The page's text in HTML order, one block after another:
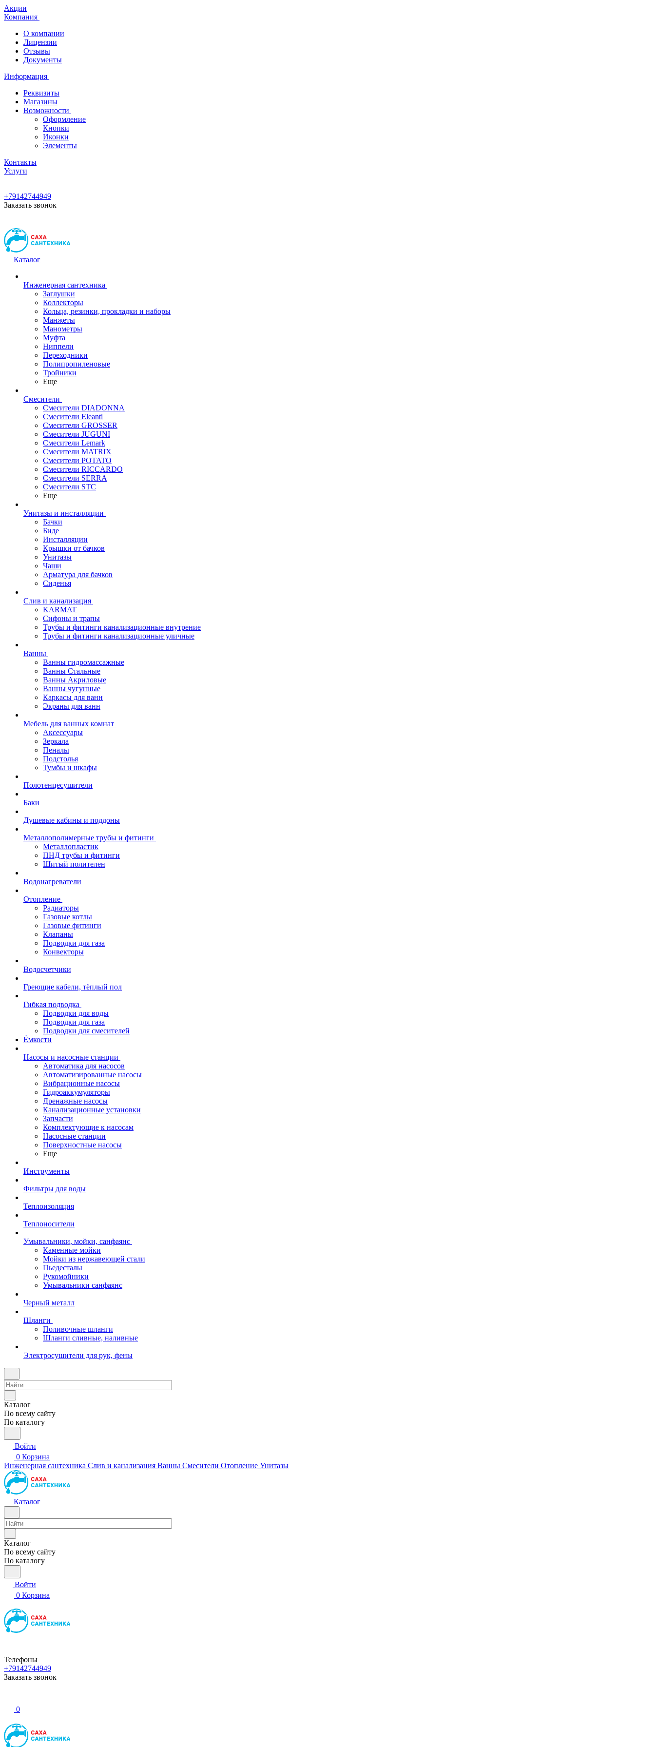
Акции
Компания
О компании
Лицензии
Отзывы
Документы
Информация
Реквизиты
Магазины
Возможности
Оформление
Кнопки
Иконки
Элементы
Контакты
Услуги
+79142744949
Заказать звонок
Каталог
Инженерная сантехника
Заглушки
Коллекторы
Кольца, резинки, прокладки и наборы
Манжеты
Манометры
Муфта
Ниппели
Переходники
Полипропиленовые
Тройники
Еще
Смесители
Смесители DIADONNA
Смесители Eleanti
Смесители GROSSER
Смесители JUGUNI
Смесители Lemark
Смесители MATRIX
Смесители POTATO
Смесители RICCARDO
Смесители SERRA
Смесители STC
Еще
Унитазы и инсталляции
Бачки
Биде
Инсталляции
Крышки от бачков
Унитазы
Чаши
Арматура для бачков
Сиденья
Слив и канализация
KARMAT
Сифоны и трапы
Трубы и фитинги канализационные внутрение
Трубы и фитинги канализационные уличные
Ванны
Ванны гидромассажные
Ванны Стальные
Ванны Акриловые
Ванны чугунные
Каркасы для ванн
Экраны для ванн
Мебель для ванных комнат
Аксессуары
Зеркала
Пеналы
Подстолья
Тумбы и шкафы
Полотенцесушители
Баки
Душевые кабины и поддоны
Металлополимерные трубы и фитинги
Металлопластик
ПНД трубы и фитинги
Шитый полителен
Водонагреватели
Отопление
Радиаторы
Газовые котлы
Газовые фитинги
Клапаны
Подводки для газа
Конвекторы
Водосчетчики
Греющие кабели, тёплый пол
Гибкая подводка
Подводки для воды
Подводки для газа
Подводки для смесителей
Ёмкости
Насосы и насосные станции
Автоматика для насосов
Автоматизированные насосы
Вибрационные насосы
Гидроаккумуляторы
Дренажные насосы
Канализационные установки
Запчасти
Комплектующие к насосам
Насосные станции
Поверхностные насосы
Еще
Инструменты
Фильтры для воды
Теплоизоляция
Теплоносители
Умывальники, мойки, санфаянс
Каменные мойки
Мойки из нержавеющей стали
Пьедесталы
Рукомойники
Умывальники санфаянс
Черный металл
Шланги
Поливочные шланги
Шланги сливные, наливные
Электросушители для рук, фены
Каталог
По всему сайту
По каталогу
Войти
0 Корзина
Инженерная сантехника Слив и канализация Ванны Смесители Отопление Унитазы
Каталог
Каталог
По всему сайту
По каталогу
Войти
0 Корзина
Телефоны
+79142744949
Заказать звонок
0